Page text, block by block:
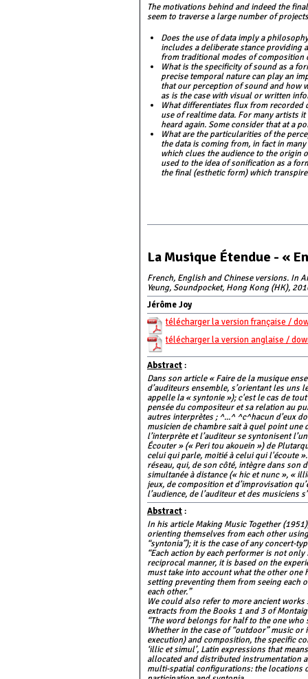
The motivations behind and indeed the
seem to traverse a large number of
Does the use of data imply a
includes a deliberate stance providing
from traditional modes of
What is the specificity of sound as a
precise temporal nature can play an
that our perception of sound and how
as is the case with visual or written
What differentiates flux from recorded
use of realtime data. For many artists
heard again. Some consider that at a
What are the particularities of the
the data is coming from, in fact in
which clues the audience to the origin
used to the idea of sonification as a
the final (esthetic form) which
La Musique Étendue - «
French, English and Chinese versions. In
Yeung, Soundpocket, Hong Kong (HK),
Jérôme Joy
télécharger la version française /
télécharger la version anglaise /
Abstract:
Dans son article « Faire de la musique
d’auditeurs ensemble, s’orientant les uns
appelle la « syntonie »); c'est le cas de
pensée du compositeur et sa relation au
autres interprètes ; ^...^ ^c^hacun d’eux
musicien de chambre sait à quel point
l’interprète et l’auditeur se syntonisent
Écouter » (« Peri tou akouein ») de
celui qui parle, moitié à celui qui l'écoute
réseau, qui, de son côté, intègre dans
simultanée à distance (« hic et nunc », «
jeux, de composition et d’improvisation
l’audience, de l’auditeur et des musiciens
Abstract:
In his article Making Music Together
orienting themselves from each other
“syntonia”); it is the case of any concert-
“Each action by each performer is not
reciprocal manner, it is based on the
must take into account what the other
setting preventing them from seeing each
each other.”
We could also refer to more ancient works
extracts from the Books 1 and 3 of
“The word belongs for half to the one
Whether in the case of “outdoor” music
execution) and composition, the specific
‘illic et simul’, Latin expressions that
allocated and distributed instrumentation
multi-spatial configurations: the locations